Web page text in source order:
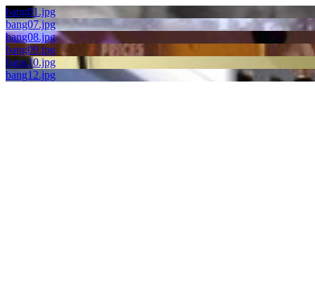
bang01.jpg
bang07.jpg
bang08.jpg
bang09.jpg
bang10.jpg
bang12.jpg